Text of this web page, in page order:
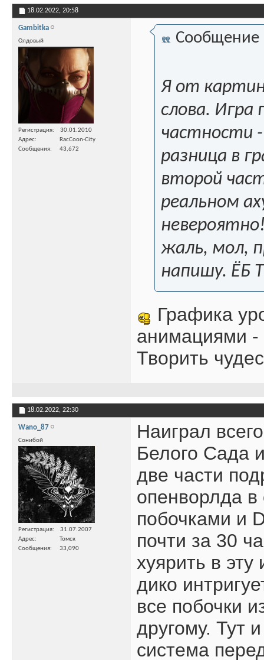
18.02.2022, 20:58
Gambitka
Олдовый
Регистрация
30.01.2010
Адрес
RacCoon-City
Сообщения
43,672
Сообщение
Я от
слова. Игра
частности
разница в
второй
реальном
жаль, мол,
напишу. ЁБ
Графика
анимациями -
Творить
18.02.2022, 22:30
Wano_87
Сонибой
Регистрация
31.07.2007
Адрес
Томск
Сообщения
33,090
Наиграл
Белого Сада
две части
опенворлда в
побочками и
почти за 30
хуярить в
дико
все побочки
другому. Тут
система